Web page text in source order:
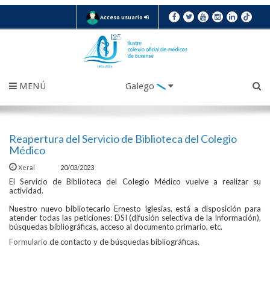
Acceso usuario
MENÚ Galego
Reapertura del Servicio de Biblioteca del Colegio
Médico
Xeral 20/03/2023
El Servicio de Biblioteca del Colegio Médico vuelve a realizar su
actividad.
Nuestro nuevo bibliotecario Ernesto Iglesias, está a disposición para
atender todas las peticiones: DSI (difusión selectiva de la Información),
búsquedas bibliográficas, acceso al documento primario, etc.
Formulario de contacto y de búsquedas bibliográficas.